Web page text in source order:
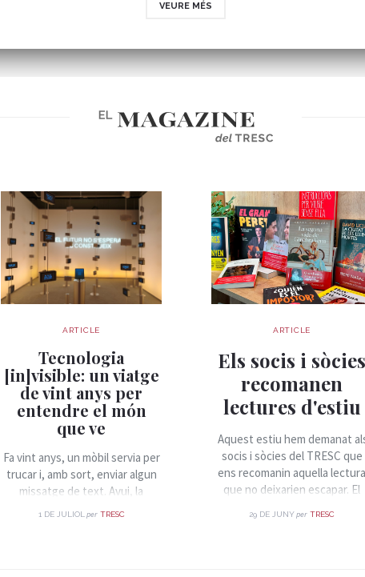
VEURE MÉS
ARTICLE
Tecnologia
[in]visible: un viatge
de vint anys per
entendre el món
que ve
Fa vint anys, un mòbil servia per
trucar i, amb sort, enviar algun
missatge de text. Avui, la
1 DE JULIOL per TRESC
ARTICLE
Els socis i sòcies
recomanen
lectures d'estiu
Aquest estiu hem demanat
socis i sòcies del TRESC que
ens recomanin aquella lectura
que no deixarien escapar. El
novel·les, assaig, clàssics,
29 DE JUNYper TRESC